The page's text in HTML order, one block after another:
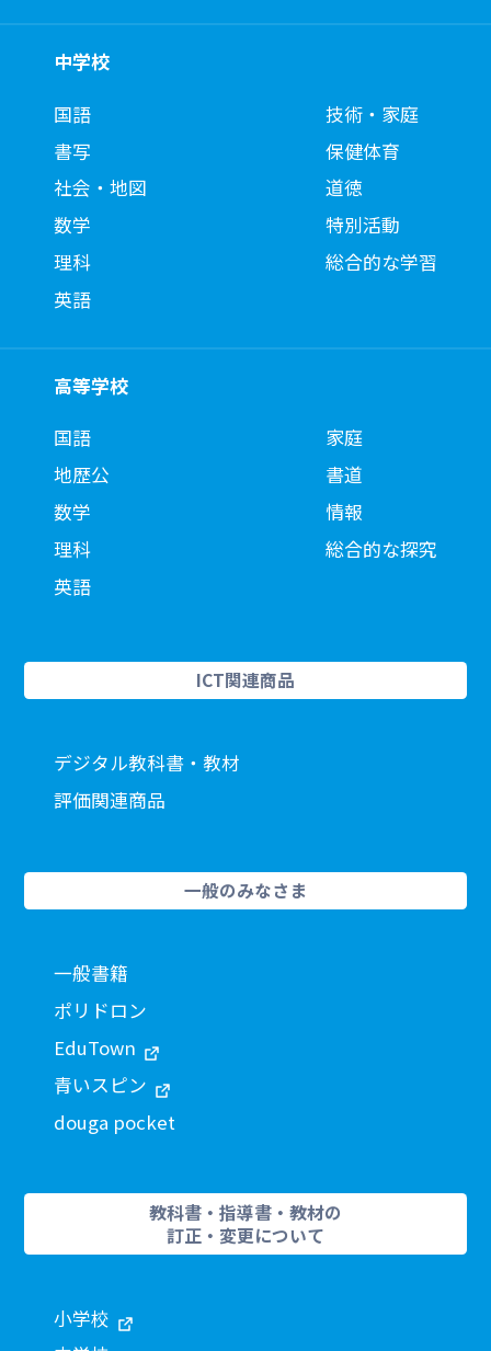
中学校
国語
書写
社会・地図
数学
理科
英語
技術・家庭
保健体育
道徳
特別活動
総合的な学習
高等学校
国語
地歴公
数学
理科
英語
家庭
書道
情報
総合的な探究
ICT関連商品
デジタル教科書・教材
評価関連商品
一般のみなさま
一般書籍
ポリドロン
EduTown
青いスピン
douga pocket
教科書・指導書・教材の
訂正・変更について
小学校